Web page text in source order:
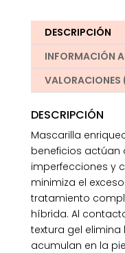
DESCRIPCIÓN
INFORMACIÓN
VALORACIONES
DESCRIPCIÓN
Mascarilla
beneficios actúan
imperfecciones y
minimiza el
tratamiento
híbrida. Al
textura gel
acumulan en la